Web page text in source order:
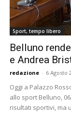
Sport, tempo libero
Belluno
e Andrea
redazione - 6 Agosto
Oggi a Palazzo
allo sport Belluno,
risultati sportivi, ma